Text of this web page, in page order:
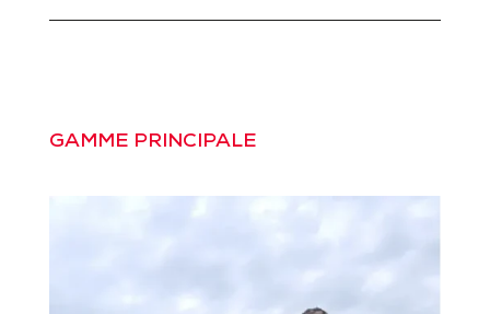
GAMME PRINCIPALE